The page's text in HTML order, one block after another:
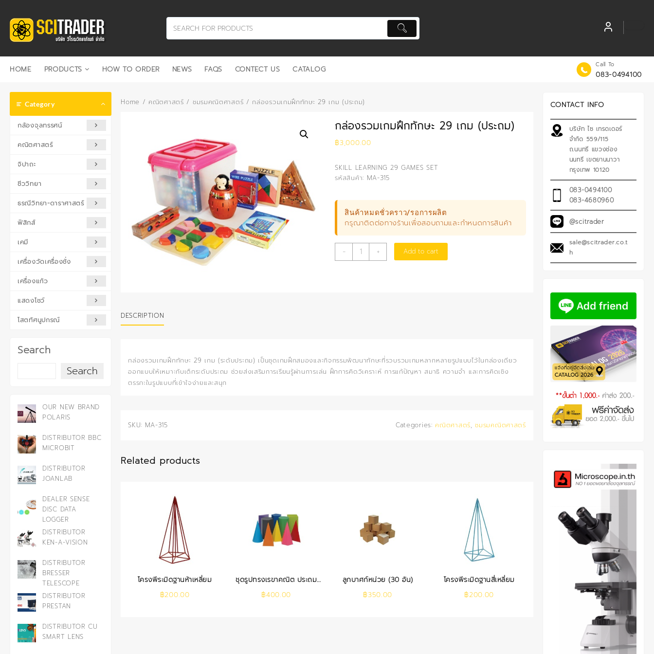
content
HOME PRODUCTS HOW TO ORDER NEWS FAQS CONTECT US CATALOG Call To
083-0494100
Category
กล้องจุลทรรศน์
คณิตศาสตร์
จิปาถะ
ชีววิทยา
ธรณีวิทยา-ดาราศาสตร์
ฟิสิกส์
เคมี
เครื่องวัดเครื่องชั่ง
เครื่องแก้ว
แสดงโชว์
โสตทัศนูปกรณ์
Search
Search
OUR NEW BRAND
POLARIS
DISTRIBUTOR BBC
MICROBIT
DISTRIBUTOR
JOANLAB
DEALER SENSE
DISC DATA
LOGGER
DISTRIBUTOR
KEN-A-VISION
DISTRIBUTOR
BRESSER
TELESCOPE
DISTRIBUTOR
PRESTAN
DISTRIBUTOR CU
SMART LENS
Home / คณิตศาสตร์ / ชมรมคณิตศาสตร์ / กล่องรวมเกมฝึกทักษะ 29 เกม (ประถม)
กล่องรวมเกมฝึกทักษะ 29 เกม (ประถม)
฿3,000.00
SKILL LEARNING 29 GAMES SET
รหัสสินค้า: MA-315
สินค้าหมดชั่วคราว/รอการผลิต
กรุณาติดต่อทางร้านเพื่อสอบถามและกำหนดการสินค้า
-
กล่อง
รวม
+ Add to cart
DESCRIPTION
กล่องรวมเกมฝึกทักษะ 29 เกม (ระดับประถม) เป็นชุดเกมฝึกสมองและกิจกรรมพัฒนาทักษะที่รวบรวมเกมหลากหลายรูปแบบไว้ในกล่องเดียว
ออกแบบให้เหมาะกับเด็กระดับประถม ช่วยส่งเสริมการเรียนรู้ผ่านการเล่น ฝึกการคิดวิเคราะห์ การแก้ปัญหา สมาธิ ความจำ และการคิดเชิง
ตรรกะในรูปแบบที่เข้าใจง่ายและสนุก
SKU: MA-315 Categories: คณิตศาสตร์,ชมรมคณิตศาสตร์
Related products
โครงพีระมิดฐานห้าเหลี่ยม
฿200.00
ชุดรูปทรงเรขาคณิต ประถม
(10 ชิ้น)
฿400.00
ลูกบาศก์หน่วย (30 อัน)
฿350.00
โครงพีระมิดฐานสี่เหลี่ยม
฿200.00
CONTACT INFO
บริษัท ไซ เทรดเดอร์
จำกัด 559/115
ถ.นนทรี แขวงช่อง
นนทรี เขตยานนาวา
กรุงเทพ 10120
083-0494100
083-4680960
@scitrader
sale@scitrader.co.t
h